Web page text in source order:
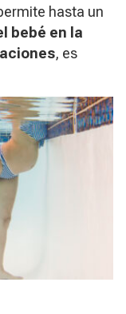
hasta un
bebé en la
, es